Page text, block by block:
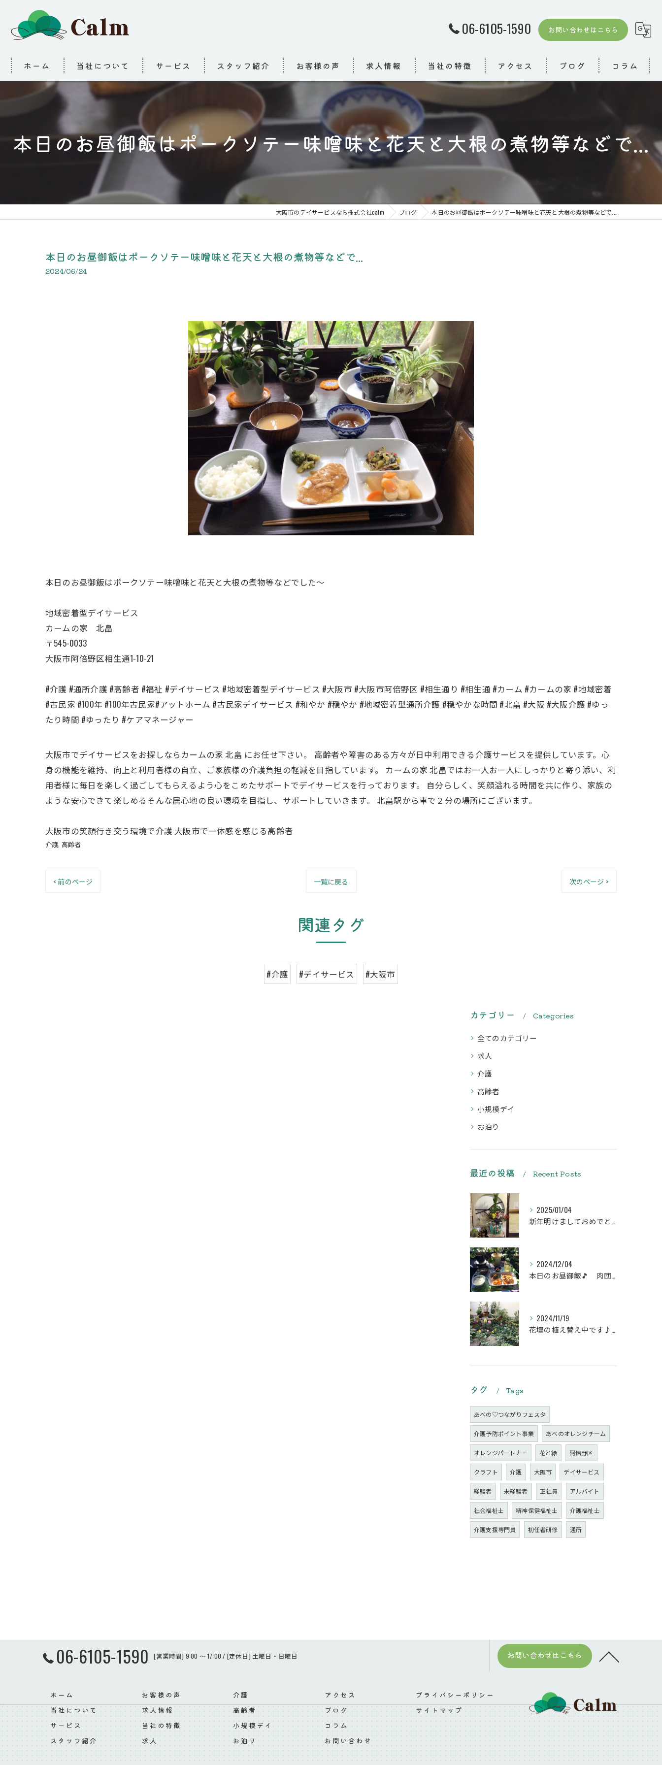
06-6105-1590 お問い合わせはこちら
ホーム 当社について サービス スタッフ紹介 お客様の声 求人情報 当社の特徴
求人
高齢者
小規模デイ
お泊り
アクセス ブログ コラム
本日のお昼御飯はポークソテー味噌味と花天と大根の煮物等などで...
大阪市のデイサービスなら株式会社calm ブログ 本日のお昼御飯はポークソテー味噌味と花天と大根の煮物等などで...
本日のお昼御飯はポークソテー味噌味と花天と大根の煮物等などで...
2024/06/24
本日のお昼御飯はポークソテー味噌味と花天と大根の煮物等などでした〜
地域密着型デイサービス
カームの家 北畠
〒545-0033
大阪市阿倍野区相生通1-10-21
#介護 #通所介護 #高齢者 #福祉 #デイサービス #地域密着型デイサービス #大阪市 #大阪市阿倍野区 #相生通り #相生通 #カーム #カームの家 #地域密着
#古民家 #100年 #100年古民家#アットホーム #古民家デイサービス #和やか #穏やか #地域密着型通所介護 #穏やかな時間 #北畠 #大阪 #大阪介護 #ゆっ
たり時間 #ゆったり #ケアマネージャー
大阪市でデイサービスをお探しならカームの家 北畠 にお任せ下さい。 高齢者や障害のある方々が日中利用できる介護サービスを提供しています。心
身の機能を維持、向上と利用者様の自立、ご家族様の介護負担の軽減を目指しています。 カームの家 北畠ではお一人お一人にしっかりと寄り添い、利
用者様に毎日を楽しく過ごしてもらえるよう心をこめたサポートでデイサービスを行っております。 自分らしく、笑顔溢れる時間を共に作り、家族の
ような安心できて楽しめるそんな居心地の良い環境を目指し、サポートしていきます。 北畠駅から車で２分の場所にございます。
大阪市の笑顔行き交う環境で介護 大阪市で一体感を感じる高齢者
介護 高齢者
< 前のページ 一覧に戻る 次のページ >
関連タグ
#介護 #デイサービス #大阪市
カテゴリー Categories
全てのカテゴリー
求人
介護
高齢者
小規模デイ
お泊り
最近の投稿 Recent Posts
2025/01/04
新年明けましておめでとうございます
2024/12/04
本日のお昼御飯🎵 肉団子和風旨煮等などです♪
2024/11/19
花壇の植え替え中です♪綺麗な緑の花壇になりますように。
タグ Tags
あべの♡つながりフェスタ
介護予防ポイント事業 あべのオレンジチーム
オレンジパートナー 花と緑 阿倍野区
クラフト 介護 大阪市 デイサービス
経験者 未経験者 正社員 アルバイト
社会福祉士 精神保健福祉士 介護福祉士
介護支援専門員 初任者研修 通所
06-6105-1590 [営業時間] 9:00 ～ 17:00 / [定休日] 土曜日・日曜日 お問い合わせはこちら
ホーム
当社について
サービス
スタッフ紹介
お客様の声
求人情報
当社の特徴
求人
介護
高齢者
小規模デイ
お泊り
アクセス
ブログ
コラム
お問い合わせ
プライバシーポリシー
サイトマップ